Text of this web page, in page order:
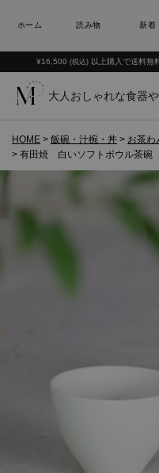
¥16,500 (税込) 以上購入で送料無
大人おしゃれな食器
HOME 飯碗・汁椀・丼
お茶わ
有田焼 白いソフトボウル茶